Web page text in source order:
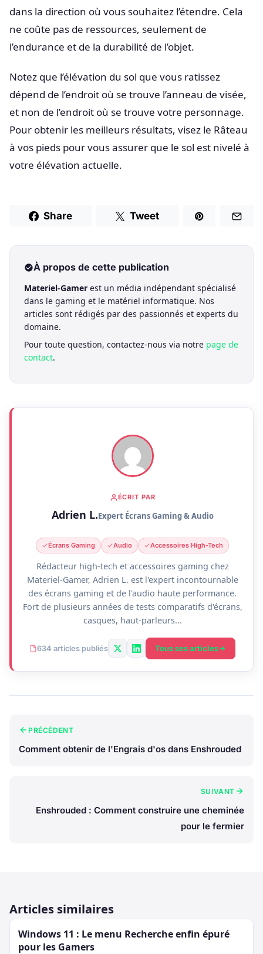
dans la direction où vous souhaitez l’étendre. Cela
ne coûte pas de ressources, seulement de
l’endurance et de la durabilité de l’objet.
Notez que l’élévation du sol que vous ratissez
dépend de l’endroit où se trouve l’anneau de visée,
et non de l’endroit où se trouve votre personnage.
Pour obtenir les meilleurs résultats, visez le Râteau
à vos pieds pour vous assurer que le sol est nivelé à
votre élévation actuelle.
Share Tweet
À propos de cette publication
Materiel-Gamer est un média indépendant spécialisé
dans le gaming et le matériel informatique. Nos
articles sont rédigés par des passionnés et experts du
domaine.
Pour toute question, contactez-nous via notre page de
contact.
ÉCRIT PAR
Adrien L.Expert Écrans Gaming & Audio
Écrans Gaming Audio Accessoires High-Tech
Rédacteur high-tech et accessoires gaming chez
Materiel-Gamer, Adrien L. est l'expert incontournable
des écrans gaming et de l'audio haute performance.
Fort de plusieurs années de tests comparatifs d'écrans,
casques, haut-parleurs...
634 articles publiés Tous ses articles
PRÉCÉDENT
Comment obtenir de l'Engrais d'os dans Enshrouded
SUIVANT
Enshrouded : Comment construire une cheminée
pour le fermier
Articles similaires
Windows 11 : Le menu Recherche enfin épuré
pour les Gamers